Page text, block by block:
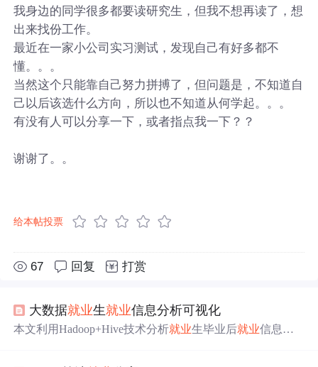
我身边的同学很多都要读研究生，但我不想再读了，想
出来找份工作。
最近在一家小公司实习测试，发现自己有好多都不
懂。。。
当然这个只能靠自己努力拼搏了，但问题是，不知道自
己以后该选什么方向，所以也不知道从何学起。。。
有没有人可以分享一下，或者指点我一下？？
谢谢了。。
给本帖投票
67 回复 打赏
大数据就业生就业信息分析可视化
本文利用Hadoop+Hive技术分析就业生毕业后就业信息，